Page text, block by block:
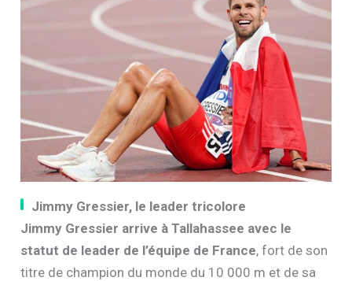
Jimmy Gressier, le leader tricolore
Jimmy Gressier arrive à Tallahassee avec le
statut de leader de l’équipe de France, fort de son
titre de champion du monde du 10 000 m et de sa